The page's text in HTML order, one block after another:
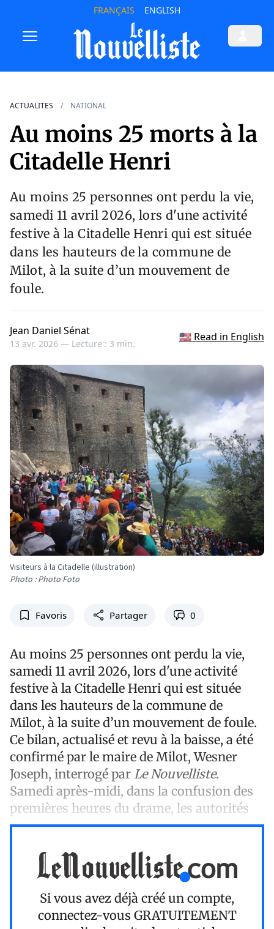
FRANÇAIS ENGLISH
ACTUALITES NATIONAL
Au moins 25 morts à la
Citadelle Henri
Au moins 25 personnes ont perdu la vie,
samedi 11 avril 2026, lors d'une activité
festive à la Citadelle Henri qui est située
dans les hauteurs de la commune de
Milot, à la suite d’un mouvement de
foule.
Jean Daniel Sénat
13 avr. 2026 — Lecture : 3 min.
🇺🇸 Read in English
Visiteurs à la Citadelle (illustration)
Photo : Photo Foto
Favoris Partager 0
Au moins 25 personnes ont perdu la vie,
samedi 11 avril 2026, lors d'une activité
festive à la Citadelle Henri qui est située
dans les hauteurs de la commune de
Milot, à la suite d’un mouvement de foule.
Ce bilan, actualisé et revu à la baisse, a été
confirmé par le maire de Milot, Wesner
Joseph, interrogé par Le Nouvelliste.
Samedi après-midi, dans la confusion des
premières heures du drame, les autorités
Si vous avez déjà créé un compte,
connectez-vous GRATUITEMENT